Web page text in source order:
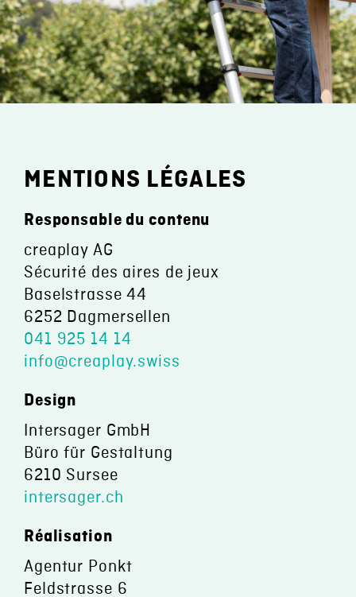
FR
MENTIONS LÉGALES
Responsable du contenu
creaplay AG
Sécurité des aires de jeux
Baselstrasse 44
6252 Dagmersellen
041 925 14 14
info@creaplay.swiss
Design
Intersager GmbH
Büro für Gestaltung
6210 Sursee
intersager.ch
Réalisation
Agentur Ponkt
Feldstrasse 6